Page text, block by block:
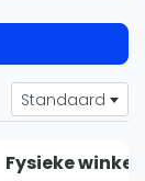
Standaard
Fysieke winkel